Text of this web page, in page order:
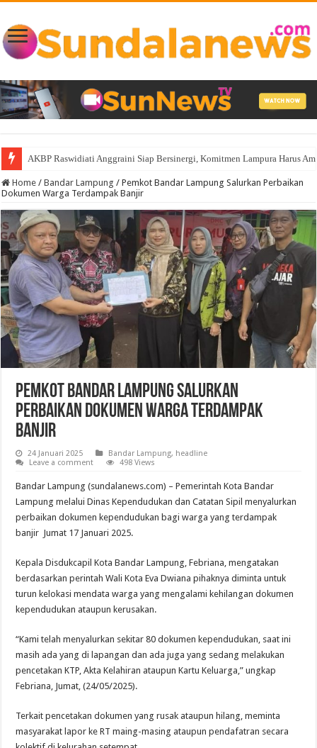
AKBP Raswidiati Anggraini Siap Bersinergi, Komitmen Lampura Harus
Home / Bandar Lampung / Pemkot Bandar Lampung Salurkan Perbaikan
Dokumen Warga Terdampak Banjir
Pemkot Bandar Lampung Salurkan
Perbaikan Dokumen Warga Terdampak
Banjir
24 Januari 2025 Bandar Lampung, headline
Leave a comment
498 Views
Bandar Lampung (sundalanews.com) – Pemerintah Kota Bandar
Lampung melalui Dinas Kependudukan dan Catatan Sipil menyalurkan
perbaikan dokumen kependudukan bagi warga yang terdampak
banjir Jumat 17 Januari 2025.
Kepala Disdukcapil Kota Bandar Lampung, Febriana, mengatakan
berdasarkan perintah Wali Kota Eva Dwiana pihaknya diminta untuk
turun kelokasi mendata warga yang mengalami kehilangan dokumen
kependudukan ataupun kerusakan.
“Kami telah menyalurkan sekitar 80 dokumen kependudukan, saat ini
masih ada yang di lapangan dan ada juga yang sedang melakukan
pencetakan KTP, Akta Kelahiran ataupun Kartu Keluarga,” ungkap
Febriana, Jumat, (24/05/2025).
Terkait pencetakan dokumen yang rusak ataupun hilang, meminta
masyarakat lapor ke RT maing-masing ataupun pendafatran secara